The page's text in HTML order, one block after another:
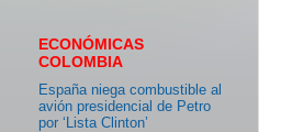
ECONÓMICAS
COLOMBIA
España niega combustible al
avión presidencial de Petro
por ‘Lista Clinton’